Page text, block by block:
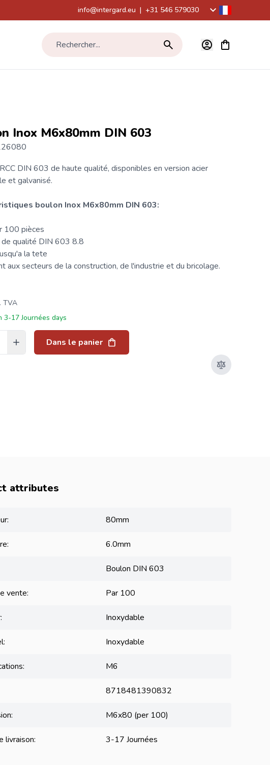
info@intergard.eu | +31 546 579030
Rechercher... Voir le
Inox M6x80mm DIN 603
DIN 603 de haute qualité, disponibles en version acier
et galvanisé.
boulon Inox M6x80mm DIN 603:
100 pièces
qualité DIN 603 8.8
la tete
aux secteurs de la construction, de l'industrie et du bricolage.
TVA
3-17 Journées days
Dans le panier
attributes
80mm
6.0mm
Boulon DIN 603
vente: Par 100
Inoxydable
Inoxydable
M6
8718481390832
M6x80 (per 100)
livraison: 3-17 Journées